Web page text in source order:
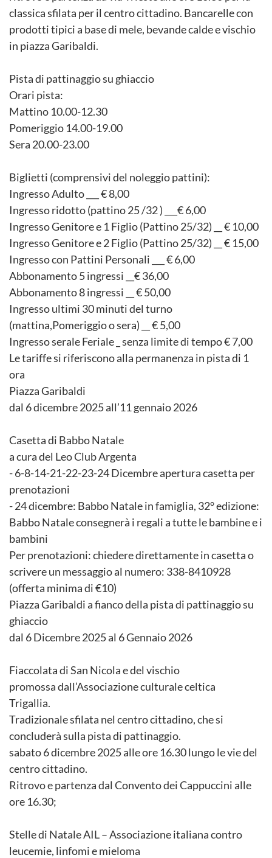
classica sfilata per il centro cittadino. Bancarelle con
prodotti tipici a base di mele, bevande calde e vischio
in piazza Garibaldi.
Pista di pattinaggio su ghiaccio
Orari pista:
Mattino 10.00-12.30
Pomeriggio 14.00-19.00
Sera 20.00-23.00
Biglietti (comprensivi del noleggio pattini):
Ingresso Adulto ___ € 8,00
Ingresso ridotto (pattino 25 /32 ) ___€ 6,00
Ingresso Genitore e 1 Figlio (Pattino 25/32) __ € 10,00
Ingresso Genitore e 2 Figlio (Pattino 25/32) __ € 15,00
Ingresso con Pattini Personali ___ € 6,00
Abbonamento 5 ingressi __€ 36,00
Abbonamento 8 ingressi __ € 50,00
Ingresso ultimi 30 minuti del turno
(mattina,Pomeriggio o sera) __ € 5,00
Ingresso serale Feriale _ senza limite di tempo € 7,00
Le tariffe si riferiscono alla permanenza in pista di 1
ora
Piazza Garibaldi
dal 6 dicembre 2025 all’11 gennaio 2026
Casetta di Babbo Natale
a cura del Leo Club Argenta
- 6-8-14-21-22-23-24 Dicembre apertura casetta per
prenotazioni
- 24 dicembre: Babbo Natale in famiglia, 32° edizione:
Babbo Natale consegnerà i regali a tutte le bambine e i
bambini
Per prenotazioni: chiedere direttamente in casetta o
scrivere un messaggio al numero: 338-8410928
(offerta minima di €10)
Piazza Garibaldi a fianco della pista di pattinaggio su
ghiaccio
dal 6 Dicembre 2025 al 6 Gennaio 2026
Fiaccolata di San Nicola e del vischio
promossa dall’Associazione culturale celtica
Trigallia.
Tradizionale sfilata nel centro cittadino, che si
concluderà sulla pista di pattinaggio.
sabato 6 dicembre 2025 alle ore 16.30 lungo le vie del
centro cittadino.
Ritrovo e partenza dal Convento dei Cappuccini alle
ore 16.30;
Stelle di Natale AIL – Associazione italiana contro
leucemie, linfomi e mieloma